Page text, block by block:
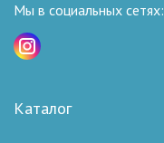
Мы в социальных сетях:
Каталог